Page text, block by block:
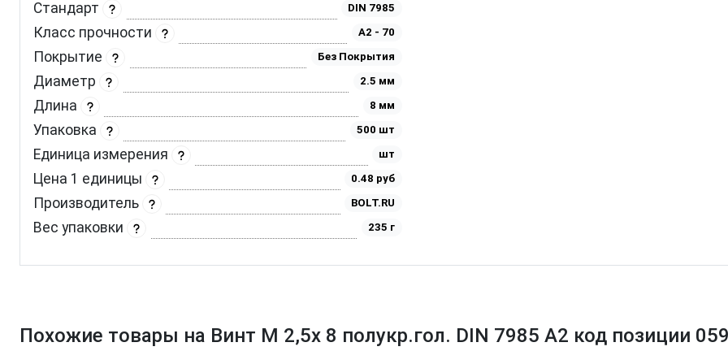
Стандарт DIN 7985
Класс прочности A2 - 70
Покрытие Без Покрытия
Диаметр 2.5 мм
Длина 8 мм
Упаковка 500 шт
Единица измерения шт
Цена 1 единицы 0.48 руб
Производитель BOLT.RU
Вес упаковки 235 г
Похожие товары на Винт M 2,5х 8 полукр.гол. DIN 7985 A2 код позиции